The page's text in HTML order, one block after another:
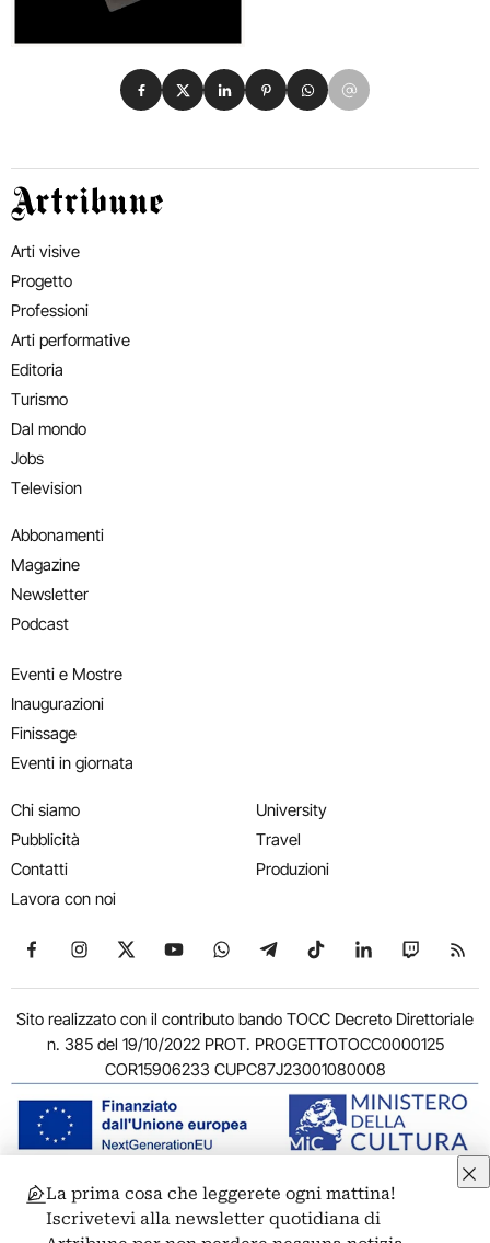
Condividi su Facebook
Condividi su X
Condividi su LinkedIn
Condividi su Pinterest
Condividi su WhatsApp
Condividi su Email
Artribune
Arti visive
Progetto
Professioni
Arti performative
Editoria
Turismo
Dal mondo
Jobs
Television
Abbonamenti
Magazine
Newsletter
Podcast
Eventi e Mostre
Inaugurazioni
Finissage
Eventi in giornata
Chi siamo
Pubblicità
Contatti
Lavora con noi
University
Travel
Produzioni
Seguici su Facebook
Seguici su Instagram
Seguici su X
Seguici su YouTube
Seguici su WhatsApp
Seguici su Telegram
Seguici su TikTok
Seguici su
Seguici
Sito realizzato con il contributo bando TOCC Decreto Direttoriale
n. 385 del 19/10/2022 PROT. PROGETTOTOCC0000125
COR15906233 CUPC87J23001080008
© 2011-2026 ARTRIBUNE srl – Corso Vittorio Emanuele II, 287 –
00186 Roma - P.I. 11381581005
La prima cosa che leggerete ogni mattina!
Iscrivetevi alla newsletter quotidiana di